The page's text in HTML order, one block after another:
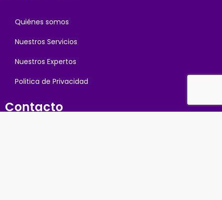
Quiénes somos
Nuestros Servicios
Nuestros Expertos
Politica de Privacidad
Contacto